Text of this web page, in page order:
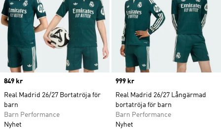
Price
849 kr
Real Madrid 26/27 Bortatröja för
barn
Barn Performance
Nyhet
Price
999 kr
Real Madrid 26/27 Långärmad
bortatröja för barn
Barn Performance
Nyhet